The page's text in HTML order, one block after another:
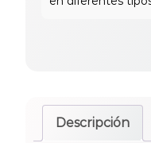
Descripción